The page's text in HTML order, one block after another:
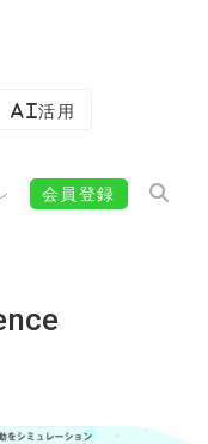
AI活用
会員登録